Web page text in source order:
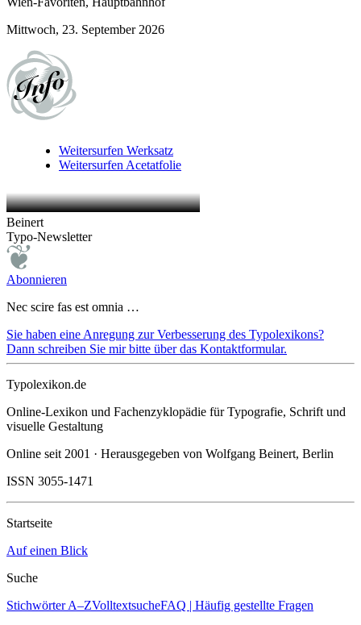
Mittwoch, 23. September 2026
Weitersurfen Werksatz
WeitersurfenAcetatfolie
Beinert
Typo-Newsletter
Abonnieren
Nec scire fas est omnia …
Sie haben eine Anregung zur Verbesserung des Typolexikons?
Dann schreiben Sie mir bitte über das Kontaktformular.
Typolexikon.de
Online-Lexikon und Fachenzyklopädie für Typografie, Schrift und
visuelle Gestaltung
Online seit 2001 · Herausgegeben von Wolfgang Beinert, Berlin
ISSN 3055-1471
Startseite
Auf einen Blick
Suche
Stichwörter A–ZVolltextsucheFAQ | Häufig gestellte Fragen